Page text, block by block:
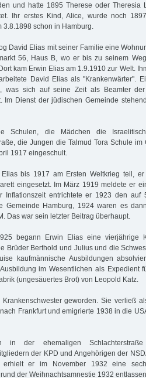
und hatte 1895 Therese oder Theresia
Ihr erstes Kind, Alice, wurde noch
schon in Hamburg.
David Elias mit seiner Familie eine
56, Haus B, wo er bis zu seinem
kam Erwin Elias am 1.9.1910 zur Welt.
David Elias als "Krankenwärter".
was sich auf seine Zeit als Beamter
Im Dienst der jüdischen Gemeinde
Schulen, die Mädchen die
die Jungen die Talmud Tora Schule im
1917 eingeschult.
bis 1917 am Ersten Weltkrieg teil,
eingesetzt. Im März 1919 meldete er
Inflationszeit entrichtete er 1923 den auf
Gemeinde Hamburg, 1924 waren es
Das war sein letzter Beitrag überhaupt.
begann Erwin Elias eine vierjährige
Brüder Berthold und Julius und die
kaufmännische Ausbildungen
im Wesentlichen als Expedient
(ungesäuertes Brot) von Leopold Katz.
geworden. Sie verließ
Frankfurt und emigrierte 1938 in die
der ehemaligen
der KPD und Angehörigen der
erhielt er im November 1932 eine
der Weihnachtsamnestie 1932 entlassen.